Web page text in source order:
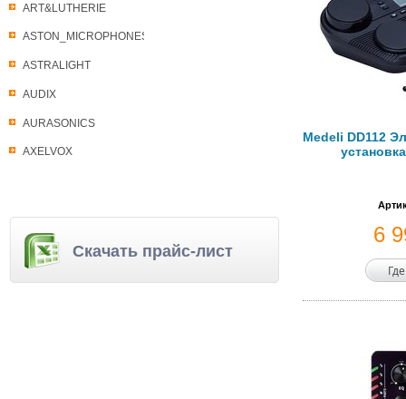
ART&LUTHERIE
ASTON_MICROPHONES
ASTRALIGHT
AUDIX
AURASONICS
AXELVOX
Скачать прайс-лист
Medeli DD112
6